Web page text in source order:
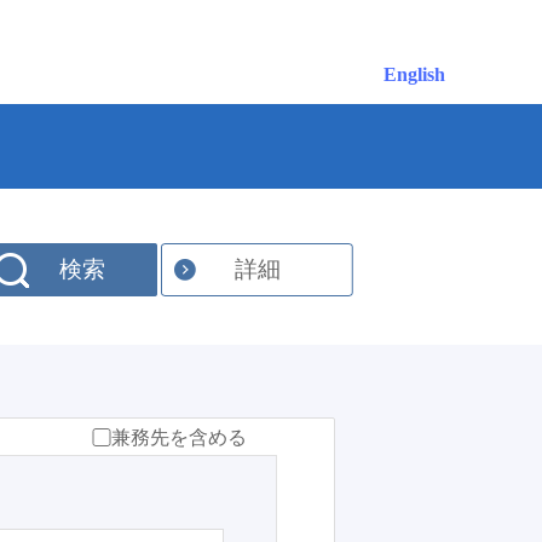
English
検索 詳細
兼務先を含める